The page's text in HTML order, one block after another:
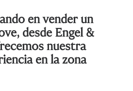
en vender un
desde Engel &
nuestra
en la zona